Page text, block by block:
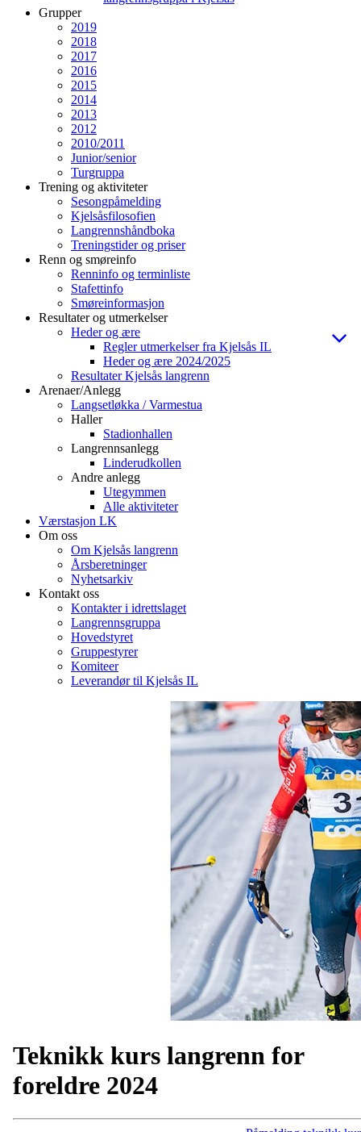
Grupper
2019
2018
2017
2016
2015
2014
2013
2012
2010/2011
Junior/senior
Turgruppa
Trening og aktiviteter
Sesongpåmelding
Kjelsåsfilosofien
Langrennshåndboka
Treningstider og priser
Renn og smøreinfo
Renninfo og terminliste
Stafettinfo
Smøreinformasjon
Resultater og utmerkelser
Heder og ære
Regler utmerkelser fra Kjelsås IL
Heder og ære 2024/2025
Resultater Kjelsås langrenn
Arenaer/Anlegg
Langsetløkka / Varmestua
Haller
Stadionhallen
Langrennsanlegg
Linderudkollen
Andre anlegg
Utegymmen
Alle aktiviteter
Værstasjon LK
Om oss
Om Kjelsås langrenn
Årsberetninger
Nyhetsarkiv
Kontakt oss
Kontakter i idrettslaget
Langrennsgruppa
Hovedstyret
Gruppestyrer
Komiteer
Leverandør til Kjelsås IL
Teknikk kurs langrenn for
foreldre 2024